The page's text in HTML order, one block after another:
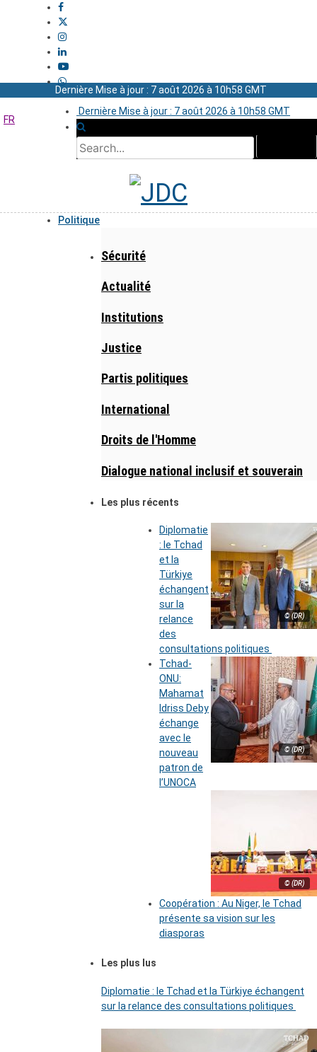
Dernière Mise à jour : 7 août 2026 à 10h58 GMT
Dernière Mise à jour : 7 août 2026 à 10h58 GMT
FR
Politique
Sécurité
Actualité
Institutions
Justice
Partis politiques
International
Droits de l'Homme
Dialogue national inclusif et souverain
Les plus récents
© (DR)
Diplomatie
: le Tchad
et la
Türkiye
échangent
sur la
relance
des
consultations politiques
© (DR)
Tchad-
ONU:
Mahamat
Idriss Deby
échange
avec le
nouveau
patron de
l’UNOCA
© (DR)
Coopération : Au Niger, le Tchad
présente sa vision sur les
diasporas
Les plus lus
Diplomatie : le Tchad et la Türkiye échangent
sur la relance des consultations politiques